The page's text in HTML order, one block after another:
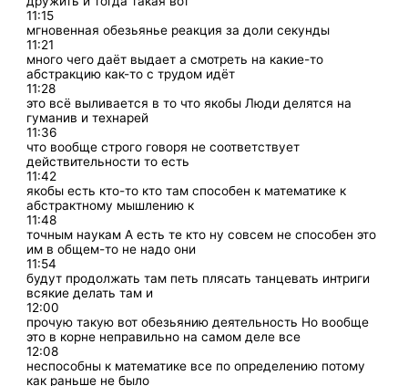
11:15
мгновенная обезьянье реакция за доли секунды
11:21
много чего даёт выдает а смотреть на какие-то
абстракцию как-то с трудом идёт
11:28
это всё выливается в то что якобы Люди делятся на
гуманив и технарей
11:36
что вообще строго говоря не соответствует
действительности то есть
11:42
якобы есть кто-то кто там способен к математике к
абстрактному мышлению к
11:48
точным наукам А есть те кто ну совсем не способен это
им в общем-то не надо они
11:54
будут продолжать там петь плясать танцевать интриги
всякие делать там и
12:00
прочую такую вот обезьянию деятельность Но вообще
это в корне неправильно на самом деле все
12:08
неспособны к математике все по определению потому
как раньше не было